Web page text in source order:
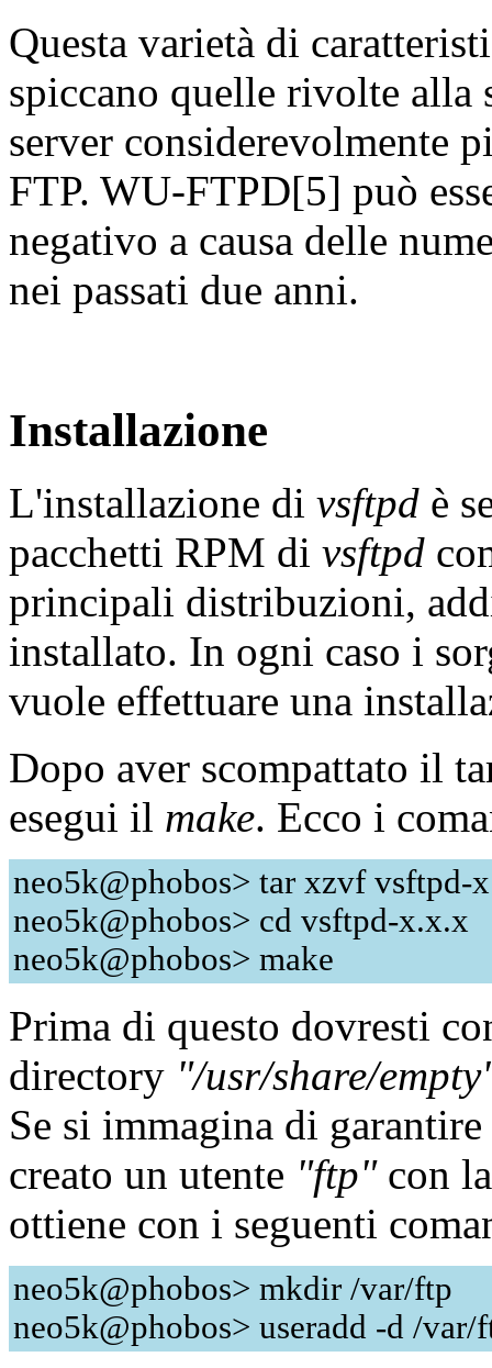
Questa varietà di
spiccano quelle rivolte
server considerevolmente
FTP. WU-FTPD[5] può
negativo a causa delle
nei passati due anni.
Installazione
L'installazione di vsftpd è
pacchetti RPM di vsftpd
principali distribuzioni,
installato. In ogni caso i
vuole effettuare una
Dopo aver scompattato il
esegui il make. Ecco i
neo5k@phobos> tar xzvf vsftpd-
neo5k@phobos> cd vsftpd-x.x.x
neo5k@phobos> make
Prima di questo dovresti
directory "/usr/share/
Se si immagina di garantire
creato un utente "ftp"con
ottiene con i seguenti
neo5k@phobos> mkdir /var/ftp
neo5k@phobos> useradd -d /var/